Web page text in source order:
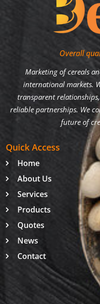
Overall
Marketing of cereals
international markets.
transparent
reliable partnerships. We
future of
Quick Access
Home
About Us
Services
Products
Quotes
News
Contact